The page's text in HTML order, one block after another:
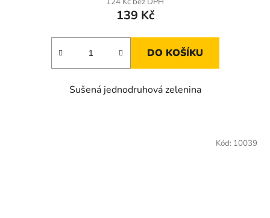
139 Kč
DO KOŠÍKU
Sušená jednodruhová zelenina
Kód: 10039